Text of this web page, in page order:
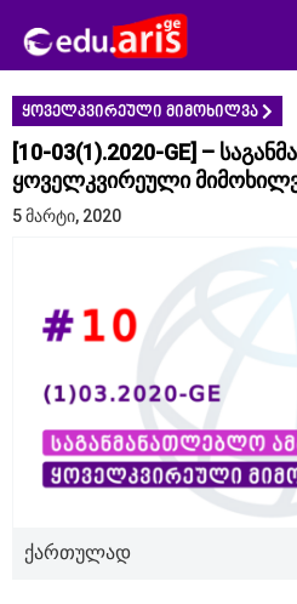
ყოველკვირეული მიმოხილვა
[10-03(1).2020-GE] –
ყოველკვირეული
5 მარტი, 2020
ქართულად